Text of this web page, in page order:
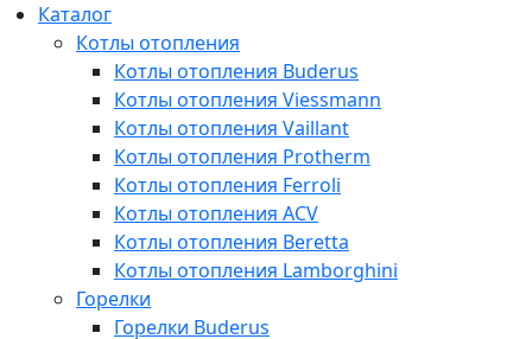
Каталог
Котлы отопления
Котлы отопления Buderus
Котлы отопления Viessmann
Котлы отопления Vaillant
Котлы отопления Protherm
Котлы отопления Ferroli
Котлы отопления ACV
Котлы отопления Beretta
Котлы отопления Lamborghini
Горелки
Горелки Buderus